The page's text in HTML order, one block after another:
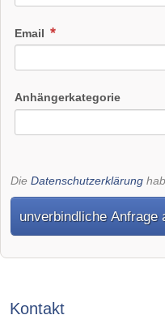
Email
Anhängerkategorie
Die Datenschutzerklärung
unverbindliche Anfrage
Kontakt